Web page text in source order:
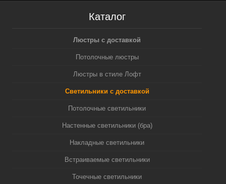
Каталог
Люстры с доставкой
Потолочные люстры
Люстры в стиле Лофт
Светильники с доставкой
Потолочные светильники
Настенные светильники (бра)
Накладные светильники
Встраиваемые светильники
Точечные светильники